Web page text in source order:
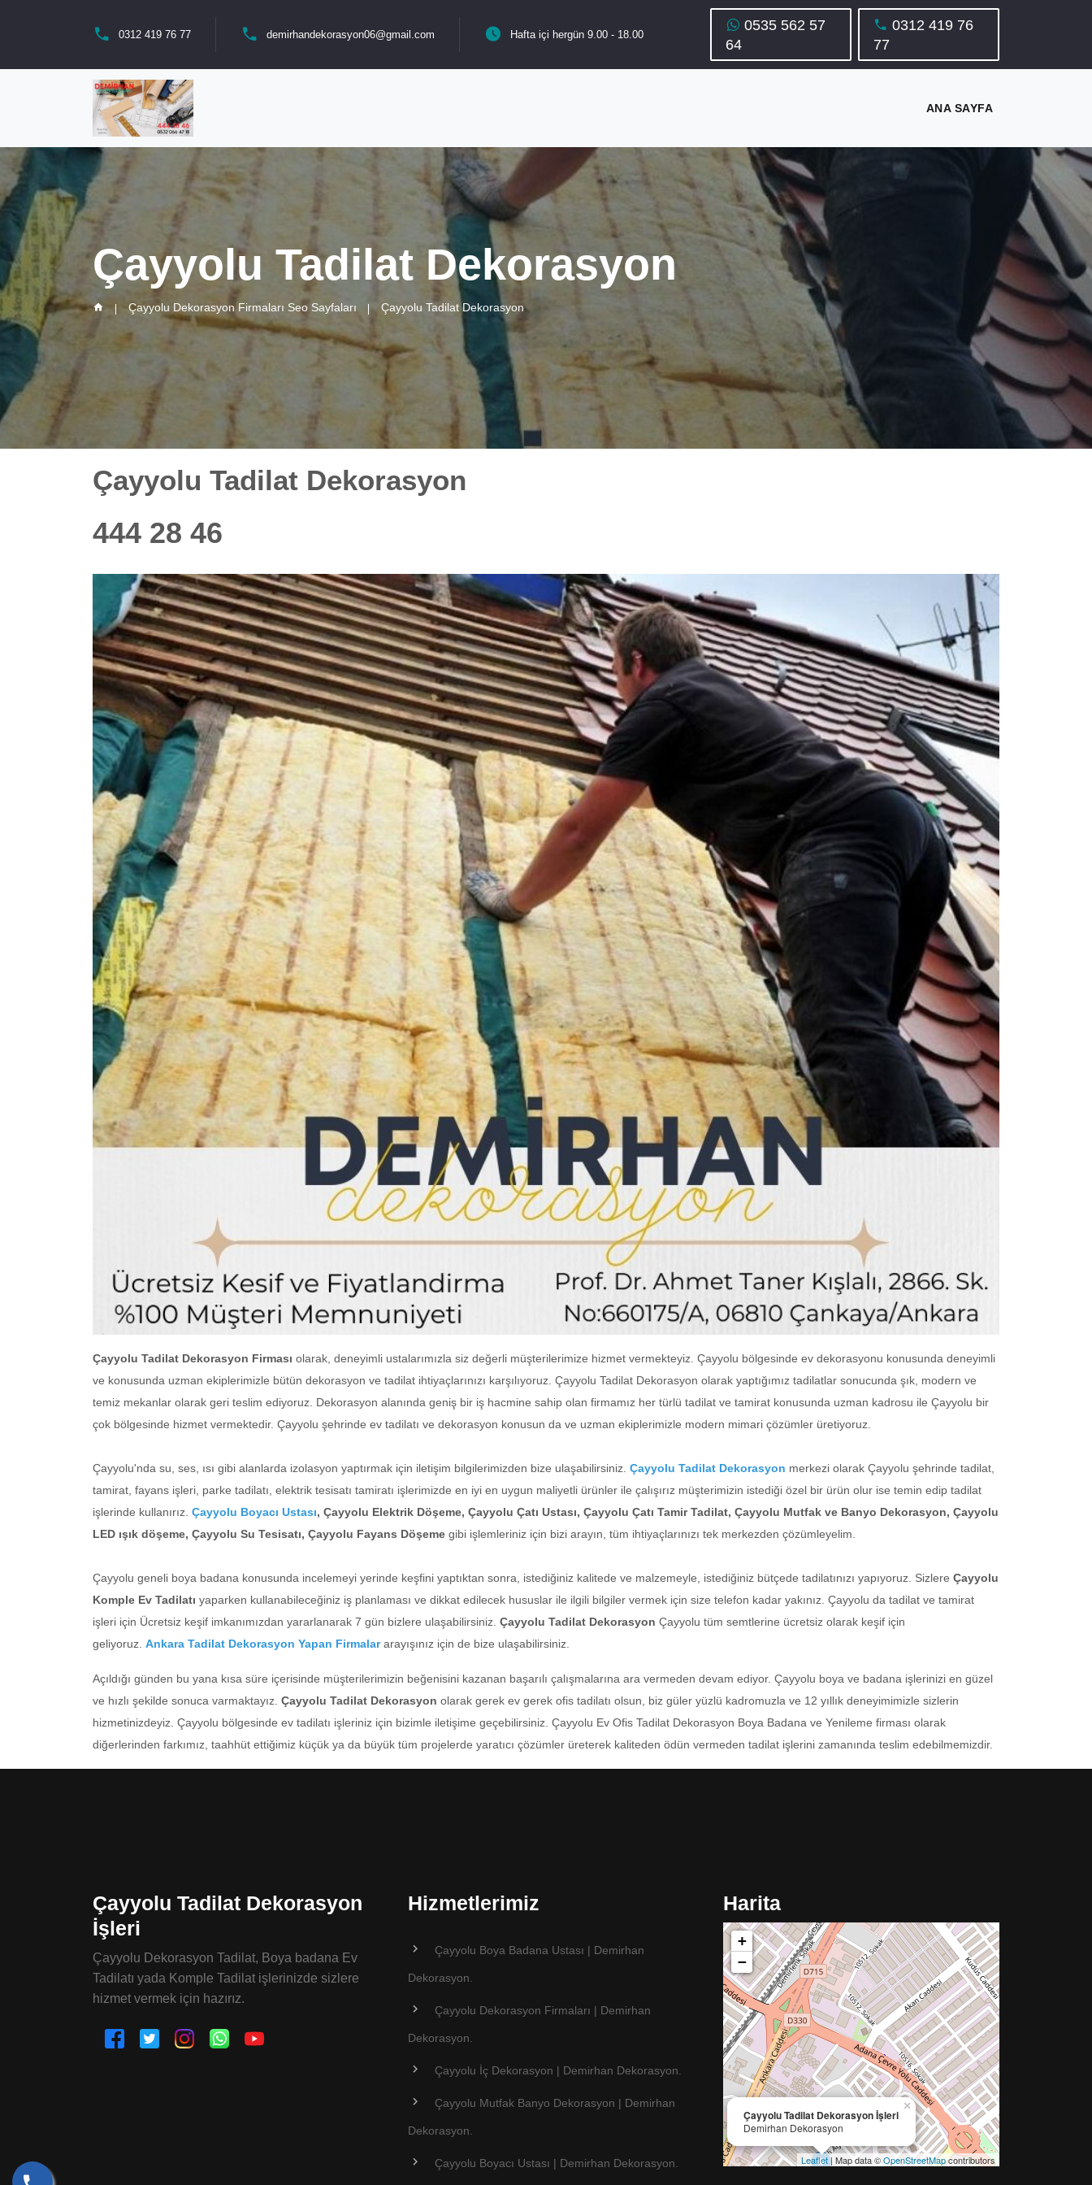
0312 419 76 77 demirhandekorasyon06@gmail.com Hafta içi hergün 9.00 - 18.00
0535 562 57
64
0312 419 76
77
ANA SAYFA
Çayyolu Tadilat Dekorasyon
Çayyolu Dekorasyon Firmaları Seo Sayfaları Çayyolu Tadilat Dekorasyon
Çayyolu Tadilat Dekorasyon
444 28 46
Çayyolu Tadilat Dekorasyon Firması olarak, deneyimli ustalarımızla siz değerli müşterilerimize hizmet vermekteyiz. Çayyolu bölgesinde ev dekorasyonu konusunda deneyimli
ve konusunda uzman ekiplerimizle bütün dekorasyon ve tadilat ihtiyaçlarınızı karşılıyoruz. Çayyolu Tadilat Dekorasyon olarak yaptığımız tadilatlar sonucunda şık, modern ve
temiz mekanlar olarak geri teslim ediyoruz. Dekorasyon alanında geniş bir iş hacmine sahip olan firmamız her türlü tadilat ve tamirat konusunda uzman kadrosu ile Çayyolu bir
çok bölgesinde hizmet vermektedir. Çayyolu şehrinde ev tadilatı ve dekorasyon konusun da ve uzman ekiplerimizle modern mimari çözümler üretiyoruz.
Çayyolu'nda su, ses, ısı gibi alanlarda izolasyon yaptırmak için iletişim bilgilerimizden bize ulaşabilirsiniz. Çayyolu Tadilat Dekorasyon merkezi olarak Çayyolu şehrinde tadilat,
tamirat, fayans işleri, parke tadilatı, elektrik tesisatı tamiratı işlerimizde en iyi en uygun maliyetli ürünler ile çalışırız müşterimizin istediği özel bir ürün olur ise temin edip tadilat
işlerinde kullanırız. Çayyolu Boyacı Ustası, Çayyolu Elektrik Döşeme, Çayyolu Çatı Ustası, Çayyolu Çatı Tamir Tadilat, Çayyolu Mutfak ve Banyo Dekorasyon, Çayyolu
LED ışık döşeme, Çayyolu Su Tesisatı, Çayyolu Fayans Döşeme gibi işlemleriniz için bizi arayın, tüm ihtiyaçlarınızı tek merkezden çözümleyelim.
Çayyolu geneli boya badana konusunda incelemeyi yerinde keşfini yaptıktan sonra, istediğiniz kalitede ve malzemeyle, istediğiniz bütçede tadilatınızı yapıyoruz. Sizlere Çayyolu
Komple Ev Tadilatı yaparken kullanabileceğiniz iş planlaması ve dikkat edilecek hususlar ile ilgili bilgiler vermek için size telefon kadar yakınız. Çayyolu da tadilat ve tamirat
işleri için Ücretsiz keşif imkanımızdan yararlanarak 7 gün bizlere ulaşabilirsiniz. Çayyolu Tadilat Dekorasyon Çayyolu tüm semtlerine ücretsiz olarak keşif için
geliyoruz. Ankara Tadilat Dekorasyon Yapan Firmalararayışınız için de bize ulaşabilirsiniz.
Açıldığı günden bu yana kısa süre içerisinde müşterilerimizin beğenisini kazanan başarılı çalışmalarına ara vermeden devam ediyor. Çayyolu boya ve badana işlerinizi en güzel
ve hızlı şekilde sonuca varmaktayız. Çayyolu Tadilat Dekorasyon olarak gerek ev gerek ofis tadilatı olsun, biz güler yüzlü kadromuzla ve 12 yıllık deneyimimizle sizlerin
hizmetinizdeyiz. Çayyolu bölgesinde ev tadilatı işleriniz için bizimle iletişime geçebilirsiniz. Çayyolu Ev Ofis Tadilat Dekorasyon Boya Badana ve Yenileme firması olarak
diğerlerinden farkımız, taahhüt ettiğimiz küçük ya da büyük tüm projelerde yaratıcı çözümler üreterek kaliteden ödün vermeden tadilat işlerini zamanında teslim edebilmemizdir.
Çayyolu Tadilat Dekorasyon
İşleri
Çayyolu Dekorasyon Tadilat, Boya badana Ev
Tadilatı yada Komple Tadilat işlerinizde sizlere
hizmet vermek için hazırız.
Hizmetlerimiz
Çayyolu Boya Badana Ustası | Demirhan
Dekorasyon.
Çayyolu Dekorasyon Firmaları | Demirhan
Dekorasyon.
Çayyolu İç Dekorasyon | Demirhan Dekorasyon.
Çayyolu Mutfak Banyo Dekorasyon | Demirhan
Dekorasyon.
Çayyolu Boyacı Ustası | Demirhan Dekorasyon.
Harita
Çayyolu Tadilat Dekorasyon İşleri
Demirhan Dekorasyon
×
+
−
Leaflet| Map data ©OpenStreetMapcontributors